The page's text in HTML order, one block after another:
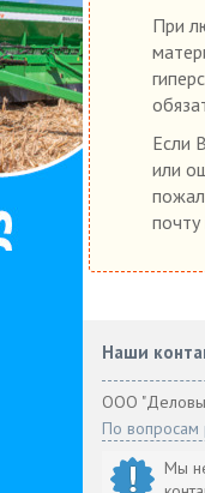
При
Если
или
почту
Наши
ООО
По вопросам
Мы